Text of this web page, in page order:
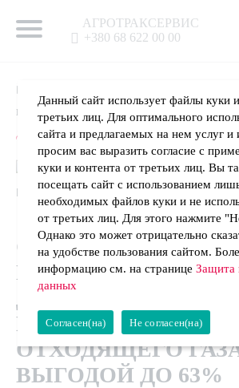
АГРОТРАКСЕРВИС
+380 68 622 00 00
предложения
Двигатели и
дымовых газов с выгодой до 63%
СПЕЦИАЛЬНОЕ
ПРЕДЛОЖЕНИЕ НА
ДВИГАТЕЛИ И
КОМПОНЕНТЫ
ОТХОДЯЩЕГО
ВЫГОДОЙ ДО 63%
Данный сайт использует файлы куки
третьих лиц. Для оптимального
сайта и предлагаемых на нем услуг
просим вас выразить согласие с
куки и контента от третьих лиц. Вы
посещать сайт с использованием
необходимых файлов куки и не
от третьих лиц. Для этого нажмите
Однако это может отрицательно
на удобстве пользования сайтом.
информацию см. на страницеЗащита
данных
Согласен(на) Не согласен(на)